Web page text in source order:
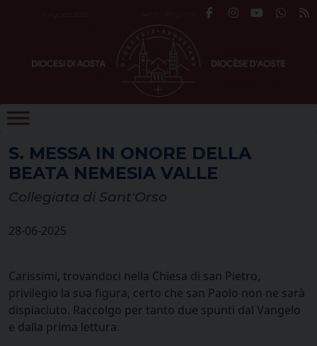
S. MESSA IN ONORE DELLA
BEATA NEMESIA VALLE
Collegiata di Sant'Orso
28-06-2025
Carissimi, trovandoci nella Chiesa di san Pietro,
privilegio la sua figura, certo che san Paolo non ne sarà
dispiaciuto. Raccolgo per tanto due spunti dal Vangelo
e dalla prima lettura.